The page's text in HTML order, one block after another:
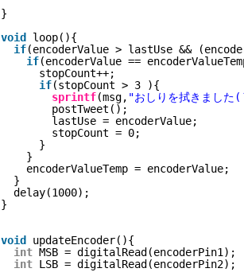
}
void
loop(){
if(encoderValue > lastUse &&
if(encoderValue ==
stopCount++;
if(stopCount > 3 ){
sprintf(msg, "おしりを拭きました
postTweet();
lastUse = encoderValue;
stopCount = 0;
}
}
encoderValueTemp = encoderValue;
}
delay(1000);
}
void
updateEncoder(){
int MSB = digitalRead(encoderPin1);
int LSB = digitalRead(encoderPin2);